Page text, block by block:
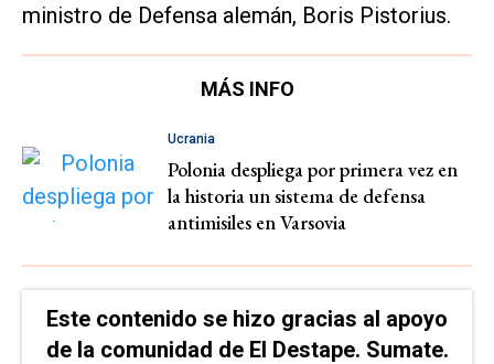
ministro de Defensa alemán, Boris Pistorius.
MÁS INFO
Ucrania
Polonia despliega por primera vez en
la historia un sistema de defensa
antimisiles en Varsovia
Este contenido se hizo gracias al apoyo
de la comunidad de El Destape. Sumate.